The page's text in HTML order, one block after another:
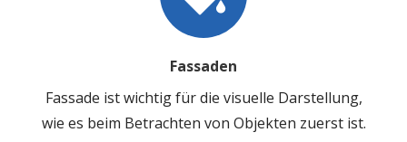
Fassaden
Fassade ist wichtig für die visuelle Darstellung,
wie es beim Betrachten von Objekten zuerst ist.